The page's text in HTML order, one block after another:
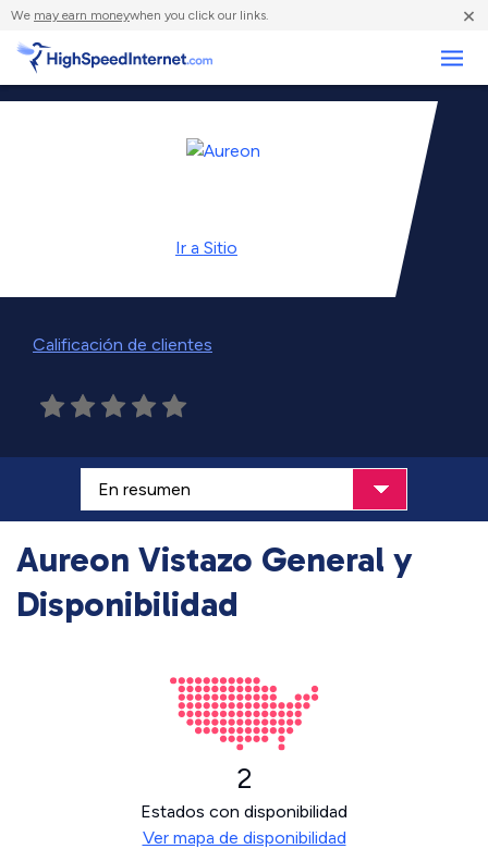
We may earn moneywhen you click our links. ×
Ir a Sitio
Calificación de clientes
Aureon Vistazo General y
Disponibilidad
2
Estados con disponibilidad
Ver mapa de disponibilidad